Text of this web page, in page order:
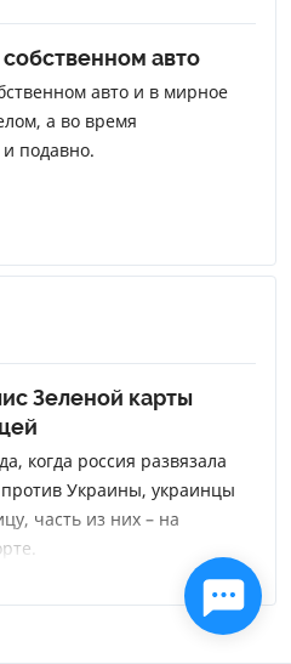
авто
авто и в мирное
а во время
подавно.
Зеленой карты
когда россия развязала
Украины, украинцы
часть из них – на